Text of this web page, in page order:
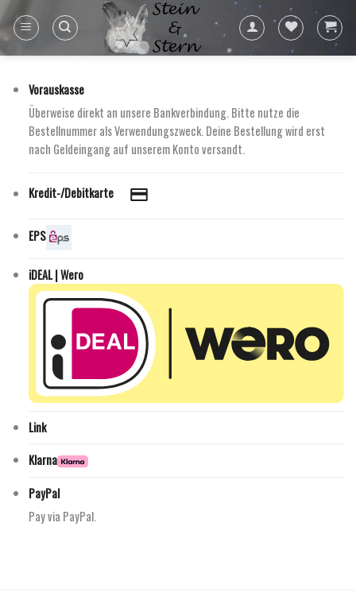
Skip
to
content
Vorauskasse
Überweise direkt an unsere Bankverbindung. Bitte nutze die
Bestellnummer als Verwendungszweck. Deine Bestellung wird erst
nach Geldeingang auf unserem Konto versandt.
Kredit-/Debitkarte
EPS
iDEAL | Wero
Link
Klarna
PayPal
Pay via PayPal.